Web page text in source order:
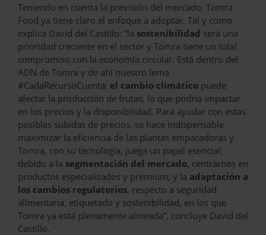
Teniendo en cuenta la previsión del mercado, Tomra
Food ya tiene claro el enfoque a adoptar. Tal y como
explica David del Castillo: “la sostenibilidad será una
prioridad creciente en el sector y Tomra tiene un total
compromiso con la economía circular. Está dentro del
ADN de Tomra y de ahí nuestro lema
#CadaRecursoCuenta; el cambio climático puede
afectar la producción de frutas, lo que podría impactar
en los precios y la disponibilidad. Para ayudar con estas
posibles subidas de precios, se hace indispensable
maximizar la eficiencia de las plantas empacadoras y
Tomra, con su tecnología, juega un papel esencial;
debido a la segmentación del mercado, centrarnos en
productos especializados y premium; y la adaptación a
los cambios regulatorios, respecto a seguridad
alimentaria, etiquetado y sostenibilidad, en los que
Tomra ya está plenamente alineada”, concluye David del
Castillo.